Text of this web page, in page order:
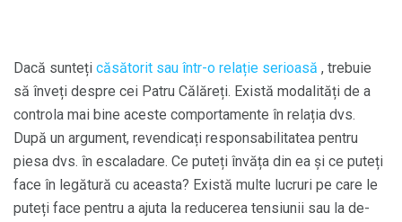
Dacă sunteți căsătorit sau într-o relație serioasă , trebuie
să înveți despre cei Patru Călăreți. Există modalități de a
controla mai bine aceste comportamente în relația dvs.
După un argument, revendicați responsabilitatea pentru
piesa dvs. în escaladare. Ce puteți învăța din ea și ce puteți
face în legătură cu aceasta? Există multe lucruri pe care le
puteți face pentru a ajuta la reducerea tensiunii sau la de-